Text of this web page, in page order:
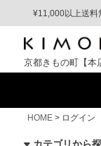
¥11,000以上送料
京都きもの町【本
HOME ログイン